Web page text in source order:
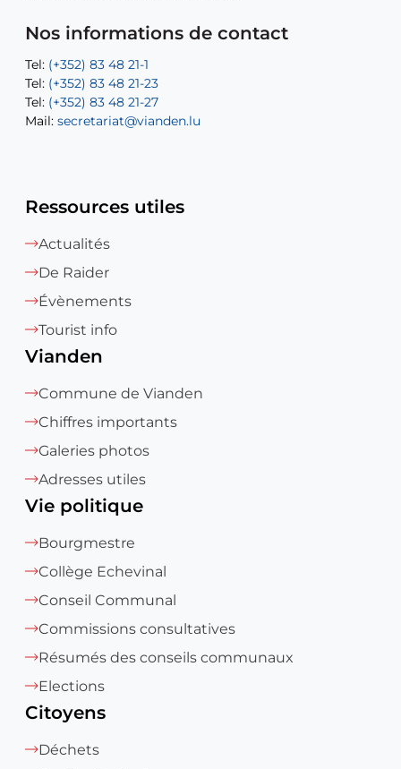
Nos informations de contact
Tel: (+352) 83 48 21-1
Tel: (+352) 83 48 21-23
Tel: (+352) 83 48 21-27
Mail: secretariat@vianden.lu
Tel: (+352) 83 48 21-20
Tel: (+352) 83 48 21-22
Mail:sofia.carvalho@vianden.lu
Mail: diane.storn@vianden.lu
Mail:recette@vianden.lu
Tel:(+352) 83 48 21-31
Tel:Permanence (Fuite d’eau) : 83 48 21 61
Ressources utiles
Actualités
De Raider
Évènements
Tourist info
Vianden
Commune de Vianden
Chiffres importants
Galeries photos
Adresses utiles
Vie politique
Bourgmestre
Collège Echevinal
Conseil Communal
Commissions consultatives
Résumés des conseils communaux
Elections
Citoyens
Déchets